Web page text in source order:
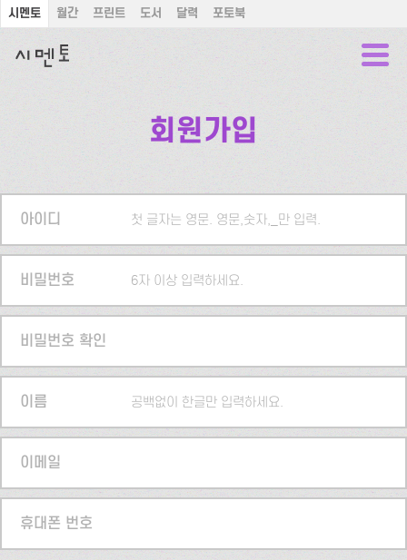
시멘토 월간 프린트 도서 달력 포토북
회원가입
아이디 첫 글자는 영문. 영문,숫자,_만 입력.
비밀번호 6자 이상 입력하세요.
비밀번호 확인
이름 공백없이 한글만 입력하세요.
이메일
휴대폰 번호